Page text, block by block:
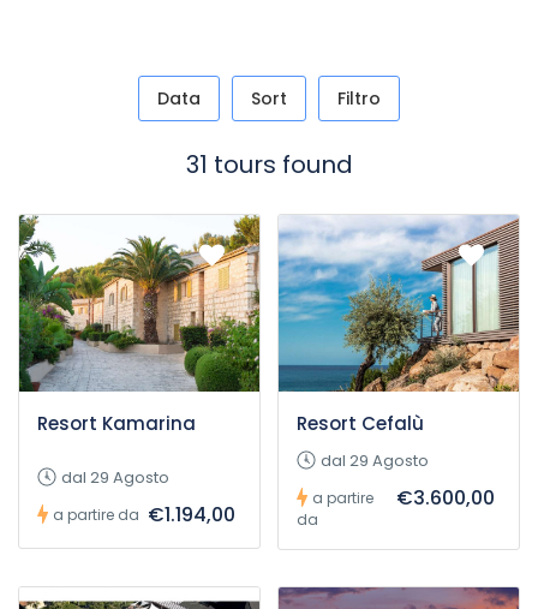
Data Sort Filtro
31 tours found
Resort Kamarina
dal 29 Agosto
a partire da €1.194,00
Resort Cefalù
dal 29 Agosto
a partire
da
€3.600,00